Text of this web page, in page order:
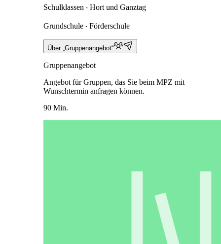
Schulklassen ‧ Hort und Ganztag
Grundschule ‧ Förderschule
Über „Gruppenangebot“
Gruppenangebot
Angebot für Gruppen, das Sie beim MPZ mit
Wunschtermin anfragen können.
90 Min.